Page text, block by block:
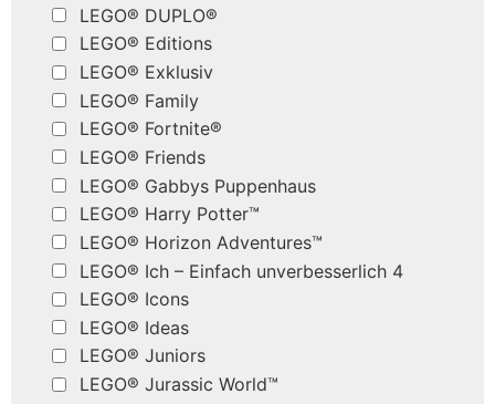
LEGO® DUPLO®
LEGO® Editions
LEGO® Exklusiv
LEGO® Family
LEGO® Fortnite®
LEGO® Friends
LEGO® Gabbys Puppenhaus
LEGO® Harry Potter™
LEGO® Horizon Adventures™
LEGO® Ich – Einfach unverbesserlich 4
LEGO® Icons
LEGO® Ideas
LEGO® Juniors
LEGO® Jurassic World™